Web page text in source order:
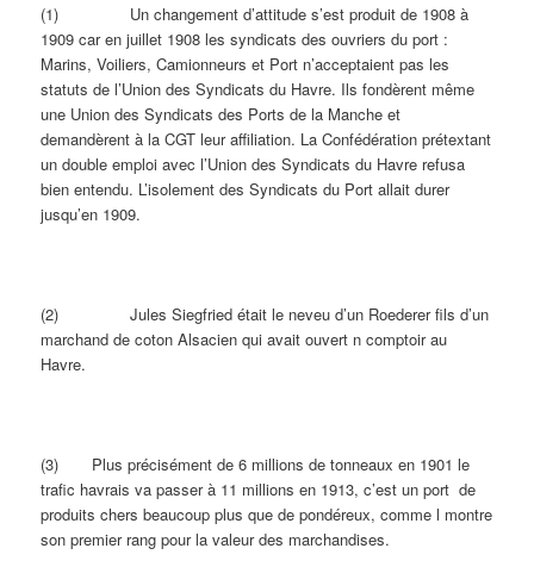
(1) Un changement d’attitude s’est produit de 1908 à
1909 car en juillet 1908 les syndicats des ouvriers du port :
Marins, Voiliers, Camionneurs et Port n’acceptaient pas les
statuts de l’Union des Syndicats du Havre. Ils fondèrent même
une Union des Syndicats des Ports de la Manche et
demandèrent à la CGT leur affiliation. La Confédération prétextant
un double emploi avec l’Union des Syndicats du Havre refusa
bien entendu. L’isolement des Syndicats du Port allait durer
jusqu’en 1909.
(2) Jules Siegfried était le neveu d’un Roederer fils d’un
marchand de coton Alsacien qui avait ouvert n comptoir au
Havre.
(3) Plus précisément de 6 millions de tonneaux en 1901 le
trafic havrais va passer à 11 millions en 1913, c’est un port de
produits chers beaucoup plus que de pondéreux, comme l montre
son premier rang pour la valeur des marchandises.